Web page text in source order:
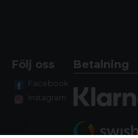
Följ oss
Facebook
Instagram
Betalning